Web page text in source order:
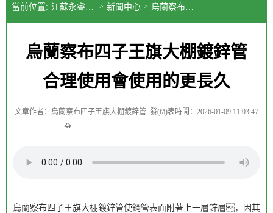
當前位置: > 新聞中心 >
烏蘭察布四子王旗大棚鍍鋅管
合理使用會使用的更長久
文章作者：烏蘭察布四子王旗大棚鍍鋅管 發(fā)表時間：2026-01-09 11:03:47
分
烏蘭察布四子王旗大棚鍍鋅管使鋼管表面附著上一層鋅層，因其